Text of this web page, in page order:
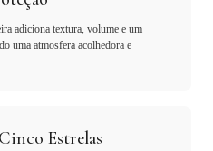
adiciona textura, volume e um
uma atmosfera acolhedora e
Estrelas